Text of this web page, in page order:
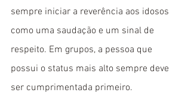
sempre iniciar a reverência aos idosos
como uma saudação e um sinal de
respeito. Em grupos, a pessoa que
possui o status mais alto sempre deve
ser cumprimentada primeiro.